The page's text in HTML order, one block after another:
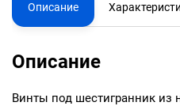
Описание
Описание
Винты под шестигранник из